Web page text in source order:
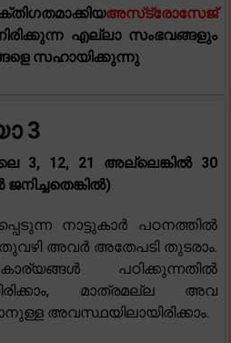
അസ്‌ട്രോസേജ്
എല്ലാ സംഭവങ്ങളും
സഹായിക്കുന്നു
3
3, 12, 21 അല്ലെങ്കിൽ 30
നാട്ടുകാർ പഠനത്തിൽ
അതുവഴി അവർ അതേപടി തുടരാം.
പഠിക്കുന്നതിൽ
മാത്രമല്ല അവ
അവസ്ഥയിലായിരിക്കാം.